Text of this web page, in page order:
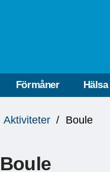
Förmåner Hälsa
Aktiviteter Boule
Boule